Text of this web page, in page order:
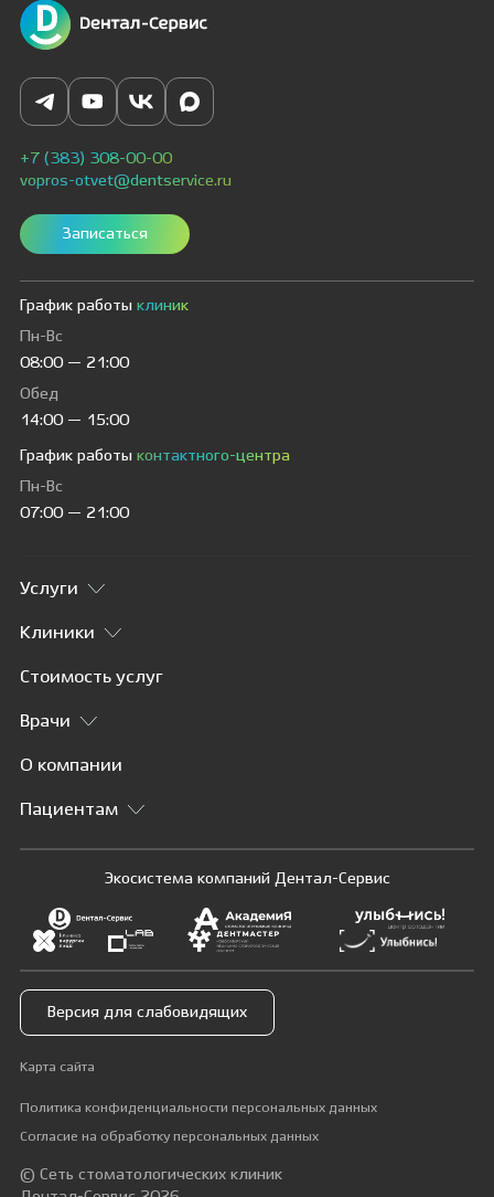
+7 (383) 308-00-00
vopros-otvet@dentservice.ru
Записаться
График работы клиник
Пн-Вс
08:00 — 21:00
Обед
14:00 — 15:00
График работы контактного-центра
Пн-Вс
07:00 — 21:00
Услуги
Клиники
Стоимость услуг
Врачи
О компании
Пациентам
Экосистема компаний Дентал-Сервис
Версия для слабовидящих
Карта сайта
Политика конфиденциальности персональных данных
Согласие на обработку персональных данных
© Сеть стоматологических клиник